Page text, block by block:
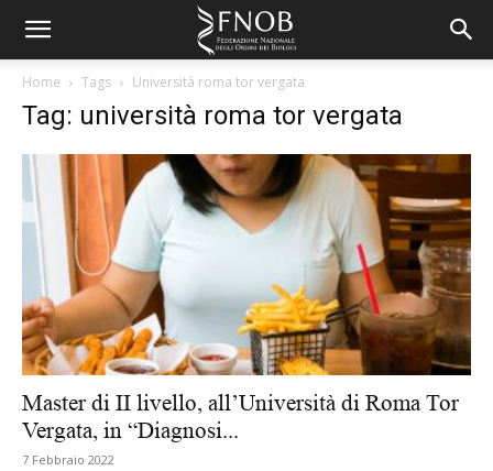
Home Tags Università roma tor vergata
Tag: università roma tor vergata
Master di II livello, all’Università di Roma Tor
Vergata, in “Diagnosi...
7 Febbraio 2022